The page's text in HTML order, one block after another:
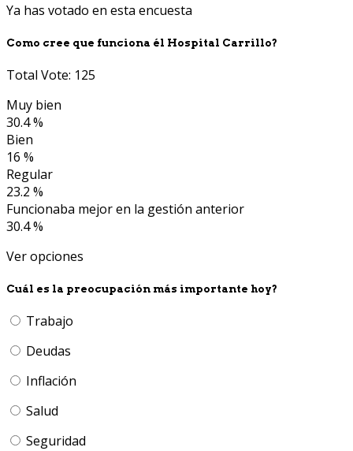
Ya has votado en esta encuesta
Como cree que funciona él Hospital Carrillo?
Total Vote: 125
Muy bien
30.4 %
Bien
16 %
Regular
23.2 %
Funcionaba mejor en la gestión anterior
30.4 %
Ver opciones
Cuál es la preocupación más importante hoy?
Trabajo
Deudas
Inflación
Salud
Seguridad